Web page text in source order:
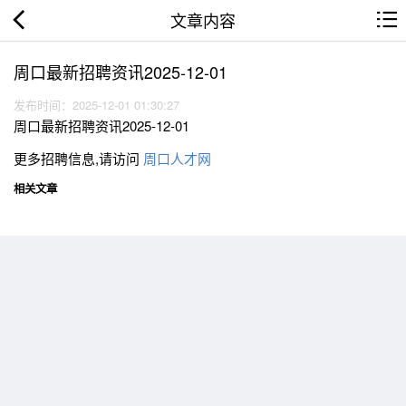
文章内容
周口最新招聘资讯2025-12-01
发布时间：2025-12-01 01:30:27
周口最新招聘资讯2025-12-01
更多招聘信息,请访问 周口人才网
相关文章